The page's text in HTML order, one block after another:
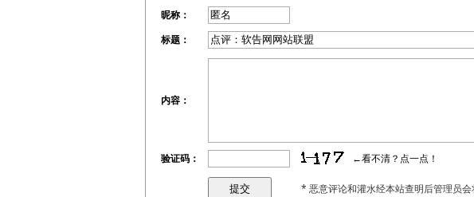
昵称：
标题：
内容：
验证码： ←看不清？点一点！
* 恶意评论和灌水经本站查明后管理员会